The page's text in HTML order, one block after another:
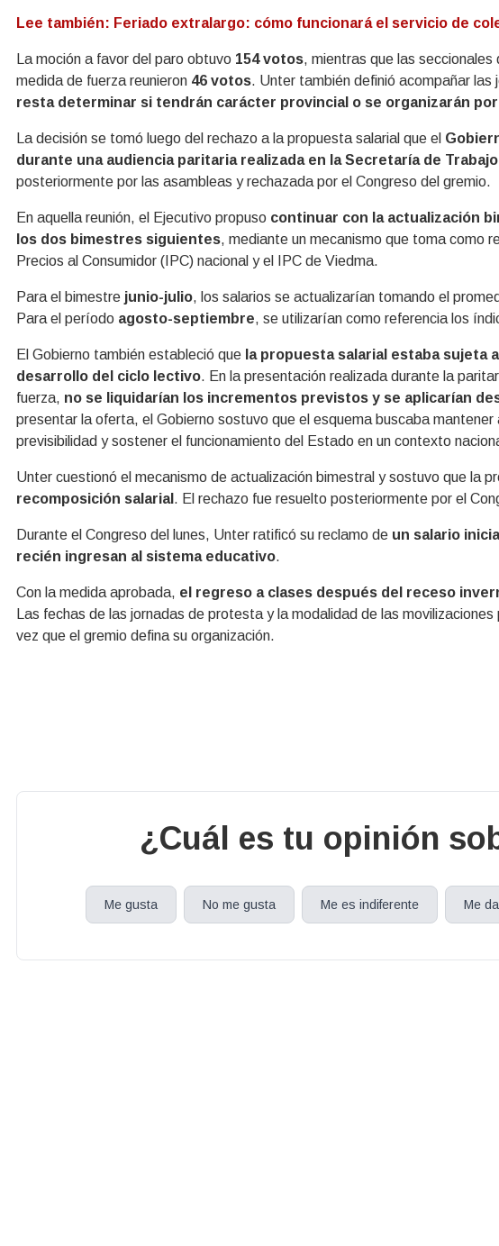
Lee también: Feriado extralargo: cómo funcionará el servicio de
La moción a favor del paro obtuvo 154 votos, mientras que las seccionales
medida de fuerza reunieron 46 votos. Unter también definió acompañar las
resta determinar si tendrán carácter provincial o se organizarán
La decisión se tomó luego del rechazo a la propuesta salarial que el
durante una audiencia paritaria realizada en la Secretaría de
posteriormente por las asambleas y rechazada por el Congreso del gremio.
En aquella reunión, el Ejecutivo propuso continuar con la actualización
los dos bimestres siguientes, mediante un mecanismo que toma como
Precios al Consumidor (IPC) nacional y el IPC de Viedma.
Para el bimestre junio-julio, los salarios se actualizarían tomando el
Para el período agosto-septiembre, se utilizarían como referencia los
El Gobierno también estableció que la propuesta salarial estaba sujeta
desarrollo del ciclo lectivo. En la presentación realizada durante la
fuerza, no se liquidarían los incrementos previstos y se aplicarían
presentar la oferta, el Gobierno sostuvo que el esquema buscaba
previsibilidad y sostener el funcionamiento del Estado en un contexto
Unter cuestionó el mecanismo de actualización bimestral y sostuvo que la
recomposición salarial . El rechazo fue resuelto posteriormente por el
Durante el Congreso del lunes, Unter ratificó su reclamo de un salario
recién ingresan al sistema educativo.
Con la medida aprobada, el regreso a clases después del receso
Las fechas de las jornadas de protesta y la modalidad de las
vez que el gremio defina su organización.
¿Cuál es tu opinión
Me gusta No me gusta Me es indiferente Me